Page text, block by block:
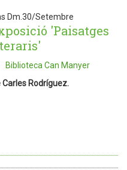
Dm.30/Setembre
'Paisatges
Biblioteca Can Manyer
Carles Rodríguez.